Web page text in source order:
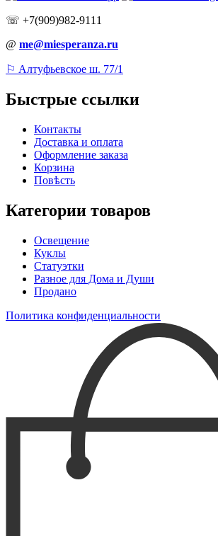
☏ +7(909)982-9111
@ me@miesperanza.ru
⚐ Алтуфьевское ш. 77/1
Быстрые ссылки
Контакты
Доставка и оплата
Оформление заказа
Корзина
Повѣсть
Категории товаров
Освещение
Куклы
Статуэтки
Разное для Дома и Души
Продано
Политика конфиденциальности